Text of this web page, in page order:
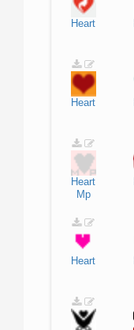
Heart
Heart
Heart
Mp
Heart